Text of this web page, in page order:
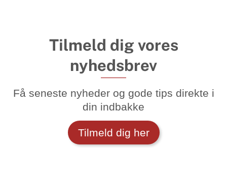
Tilmeld dig vores
nyhedsbrev
Få seneste nyheder og gode tips direkte i
din indbakke
Tilmeld dig her